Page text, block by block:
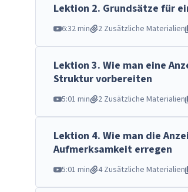
Lektion 2. Grundsätze für
6:32 min 2 Zusätzliche Materialien
Lektion 3. Wie man eine
Struktur vorbereiten
5:01 min 2 Zusätzliche Materialien
Lektion 4. Wie man die
Aufmerksamkeit erregen
5:01 min 4 Zusätzliche Materialien